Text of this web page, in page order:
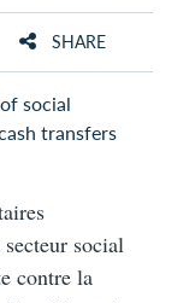
SHARE
social
transfers
social
contre la